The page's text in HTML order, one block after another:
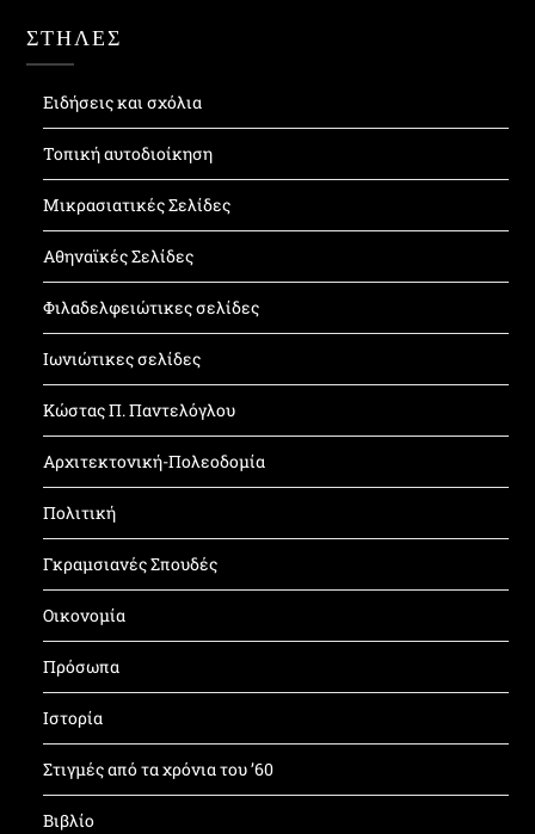
ΣΤΗΛΕΣ
Ειδήσεις και σχόλια
Τοπική αυτοδιοίκηση
Μικρασιατικές Σελίδες
Αθηναϊκές Σελίδες
Φιλαδελφειώτικες σελίδες
Ιωνιώτικες σελίδες
Κώστας Π. Παντελόγλου
Αρχιτεκτονική-Πολεοδομία
Πολιτική
Γκραμσιανές Σπουδές
Οικονομία
Πρόσωπα
Ιστορία
Στιγμές από τα χρόνια του ’60
Βιβλίο